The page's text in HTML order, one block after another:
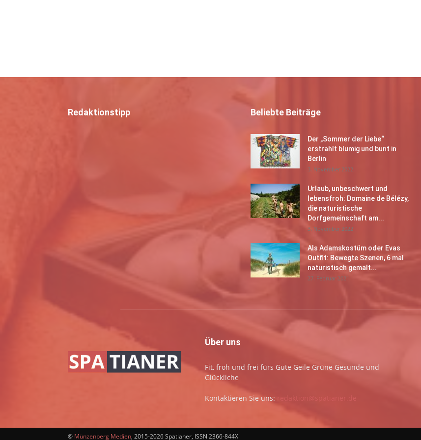
Redaktionstipp Beliebte Beiträge
Der „Sommer der Liebe“
erstrahlt blumig und bunt in
Berlin
3. November 2022
Urlaub, unbeschwert und
lebensfroh: Domaine de Bélézy,
die naturistische
Dorfgemeinschaft am...
3. November 2022
Als Adamskostüm oder Evas
Outfit: Bewegte Szenen, 6 mal
naturistisch gemalt...
27. Februar 2021
Über uns
Fit, froh und frei fürs Gute Geile Grüne Gesunde und
Glückliche
Kontaktieren Sie uns: redaktion@spatianer.de
© Münzenberg Medien, 2015-2026 Spatianer, ISSN 2366-844X